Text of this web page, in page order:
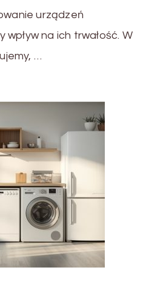
urządzeń
na ich trwałość. W
…